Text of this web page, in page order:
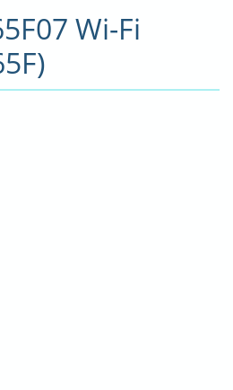
Wi-Fi